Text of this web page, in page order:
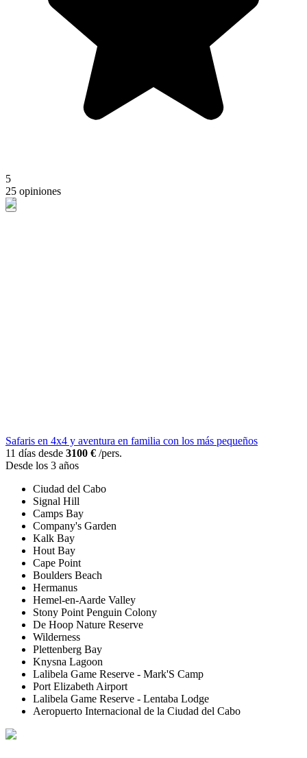
5
25 opiniones
Safaris en 4x4 y aventura en familia con los más pequeños
11 días desde 3100 € /pers.
Desde los 3 años
Ciudad del Cabo
Signal Hill
Camps Bay
Company's Garden
Kalk Bay
Hout Bay
Cape Point
Boulders Beach
Hermanus
Hemel-en-Aarde Valley
Stony Point Penguin Colony
De Hoop Nature Reserve
Wilderness
Plettenberg Bay
Knysna Lagoon
Lalibela Game Reserve - Mark'S Camp
Port Elizabeth Airport
Lalibela Game Reserve - Lentaba Lodge
Aeropuerto Internacional de la Ciudad del Cabo